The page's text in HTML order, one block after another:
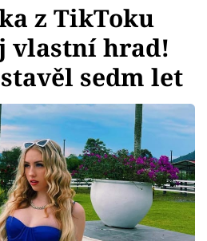
z TikToku
vlastní hrad!
sedm let